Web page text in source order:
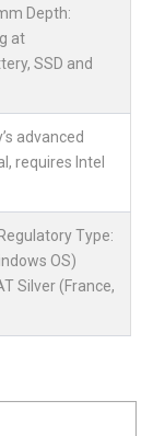
Depth:
at
SSD and
advanced
requires Intel
Type:
OS)
Silver (France,